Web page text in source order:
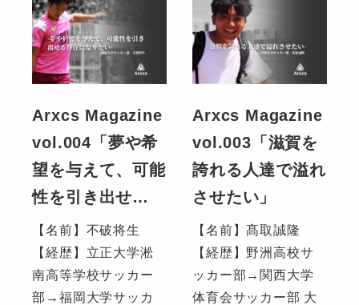
Arxcs Magazine
vol.004「夢や希
望を与えて、可能
性を引き出せ…
【名前】不破将生
【経歴】立正大学淞
南高等学校サッカー
部→福岡大学サッカ
Arxcs Magazine
vol.003「滋賀を
誇れる人達で溢れ
させたい」
【名前】髙取誠隆
【経歴】野洲高校サ
ッカー部→関西大学
体育会サッカー部 大